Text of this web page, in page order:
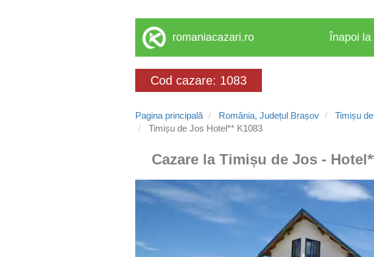
romaniacazari.ro Înapoi
Cod cazare: 1083
Pagina principală România, Județul Brașov Timișu
Timișu de Jos Hotel** K1083
Cazare la Timișu de Jos -